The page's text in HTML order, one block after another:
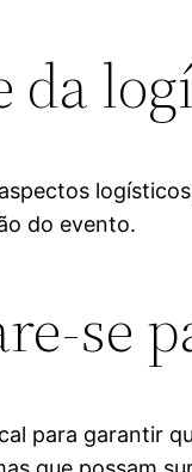
da
do evento.
se
para garantir